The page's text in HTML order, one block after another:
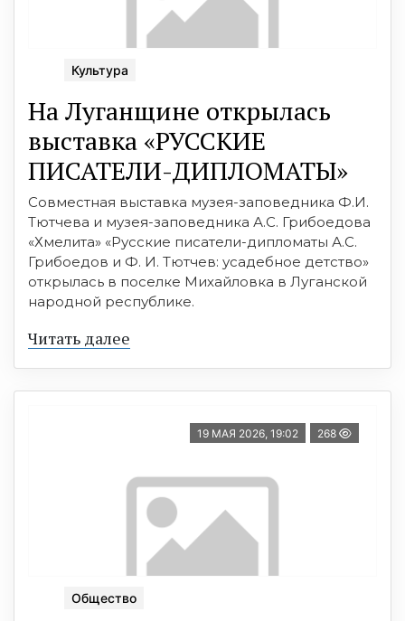
Культура
На Луганщине открылась
выставка «РУССКИЕ
ПИСАТЕЛИ-ДИПЛОМАТЫ»
Совместная выставка музея-заповедника Ф.И.
Тютчева и музея-заповедника А.С. Грибоедова
«Хмелита» «Русские писатели-дипломаты А.С.
Грибоедов и Ф. И. Тютчев: усадебное детство»
открылась в поселке Михайловка в Луганской
народной республике.
Читать далее
19 МАЯ 2026, 19:02 268
Общество